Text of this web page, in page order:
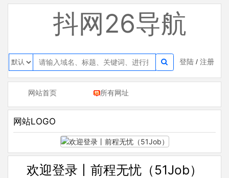
抖网26导航
登陆 /注册
网站首页 所有网址
网站LOGO
欢迎登录丨前程无忧（51Job）